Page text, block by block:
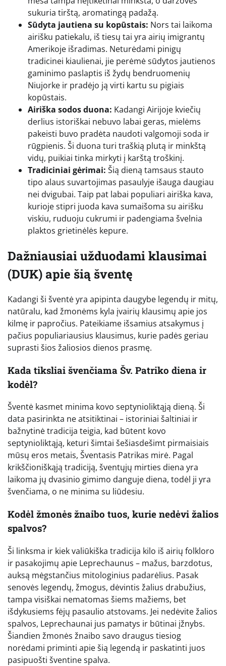
sukuria tirštą, aromatingą padažą.
Sūdyta jautiena su kopūstais: Nors tai laikoma
airišku patiekalu, iš tiesų tai yra airių imigrantų
Amerikoje išradimas. Neturėdami pinigų
tradicinei kiaulienai, jie perėmė sūdytos jautienos
gaminimo paslaptis iš žydų bendruomenių
Niujorke ir pradėjo ją virti kartu su pigiais
kopūstais.
Airiška sodos duona: Kadangi Airijoje kviečių
derlius istoriškai nebuvo labai geras, mielėms
pakeisti buvo pradėta naudoti valgomoji soda ir
rūgpienis. Ši duona turi traškią plutą ir minkštą
vidų, puikiai tinka mirkyti į karštą troškinį.
Tradiciniai gėrimai: Šią dieną tamsaus stauto
tipo alaus suvartojimas pasaulyje išauga daugiau
nei dvigubai. Taip pat labai populiari airiška kava,
kurioje stipri juoda kava sumaišoma su airišku
viskiu, ruduoju cukrumi ir padengiama švelnia
plaktos grietinėlės kepure.
Dažniausiai užduodami klausimai
(DUK) apie šią šventę
Kadangi ši šventė yra apipinta daugybe legendų ir mitų,
natūralu, kad žmonėms kyla įvairių klausimų apie jos
kilmę ir papročius. Pateikiame išsamius atsakymus į
pačius populiariausius klausimus, kurie padės geriau
suprasti šios žaliosios dienos prasmę.
Kada tiksliai švenčiama Šv. Patriko diena ir
kodėl?
Šventė kasmet minima kovo septynioliktąją dieną. Ši
data pasirinkta ne atsitiktinai – istoriniai šaltiniai ir
bažnytinė tradicija teigia, kad būtent kovo
septynioliktąją, keturi šimtai šešiasdešimt pirmaisiais
mūsų eros metais, Šventasis Patrikas mirė. Pagal
krikščioniškąją tradiciją, šventųjų mirties diena yra
laikoma jų dvasinio gimimo danguje diena, todėl ji yra
švenčiama, o ne minima su liūdesiu.
Kodėl žmonės žnaibo tuos, kurie nedėvi žalios
spalvos?
Ši linksma ir kiek valiūkiška tradicija kilo iš airių folkloro
ir pasakojimų apie Leprechaunus – mažus, barzdotus,
auksą mėgstančius mitologinius padarėlius. Pasak
senovės legendų, žmogus, dėvintis žalius drabužius,
tampa visiškai nematomas šiems mažiems, bet
išdykusiems fėjų pasaulio atstovams. Jei nedėvite žalios
spalvos, Leprechaunai jus pamatys ir būtinai įžnybs.
Šiandien žmonės žnaibo savo draugus tiesiog
norėdami priminti apie šią legendą ir paskatinti juos
pasipuošti šventine spalva.